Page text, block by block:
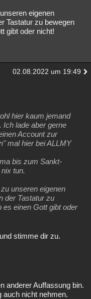
eigenen
Tastatur zu bewegen
gibt oder nicht!
02.08.2022 um 19:49
hier kaum jemand
Ich lade aber gerne
Account zur
mal hier bei ALLMY
bis zum Sankt-
tun.
unseren eigenen
der Tastatur zu
es einen Gott gibt oder
stimme dir zu.
anderer Auffassung bin.
auch nicht nehmen.